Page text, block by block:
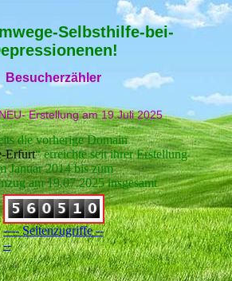
Selbsthilfe-bei-
Besucherzähler
Erstellung am 19.Juli 2025
die vorherige Domain
Erfurt“ erreichte seit ihrer Erstellung
Januar 2014 bis zum
am 19.07.2025 insgesamt
---- Seitenzugriffe --
--